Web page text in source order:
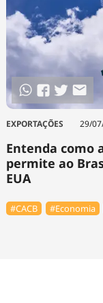
EXPORTAÇÕES 29/
Entenda como
permite ao
EUA
#⁠CACB #Economia